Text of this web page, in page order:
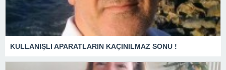
KULLANIŞLI APARATLARIN KAÇINILMAZ SONU !